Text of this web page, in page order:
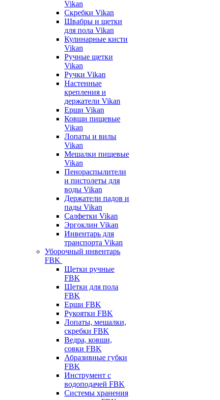
Vikan
Скребки Vikan
Швабры и щетки
для пола Vikan
Кулинарные кисти
Vikan
Ручные щетки
Vikan
Ручки Vikan
Настенные
крепления и
держатели Vikan
Ерши Vikan
Ковши пищевые
Vikan
Лопаты и вилы
Vikan
Мешалки пищевые
Vikan
Пенораспылители
и пистолеты для
воды Vikan
Держатели падов и
пады Vikan
Салфетки Vikan
Эргоклин Vikan
Инвентарь для
транспорта Vikan
Уборочный инвентарь
FBK
Щетки ручные
FBK
Щетки для пола
FBK
Ерши FBK
Рукоятки FBK
Лопаты, мешалки,
скребки FBK
Ведра, ковши,
совки FBK
Абразивные губки
FBK
Инструмент с
водоподачей FBK
Системы хранения